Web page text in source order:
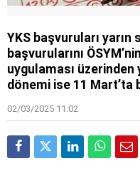
YKS başvuruları
başvurularını
uygulaması
dönemi ise 11 Mart’ta
02/03/2025 11:02